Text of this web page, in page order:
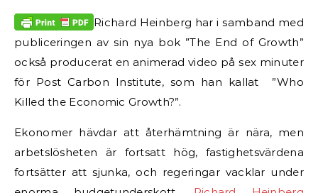
Richard Heinberg har i samband med
publiceringen av sin nya bok ”The End of Growth”
också producerat en animerad video på sex minuter
för Post Carbon Institute, som han kallat ”Who
Killed the Economic Growth?”.
Ekonomer hävdar att återhämtning är nära, men
arbetslösheten är fortsatt hög, fastighetsvärdena
fortsätter att sjunka, och regeringar vacklar under